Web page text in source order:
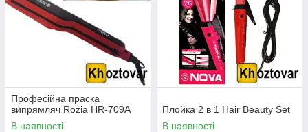
Професійна праска
випрямляч Rozia HR-709A
В наявності
Плойка 2 в 1 Hair Beauty Set
В наявності